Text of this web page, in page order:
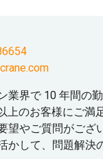
業界で 10 年間の
上のお客様にご満
望やご質問がござ
して、問題解決